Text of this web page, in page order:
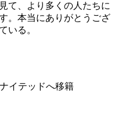
て、より多くの人たちに
。本当にありがとうござ
いる。
イテッドへ移籍